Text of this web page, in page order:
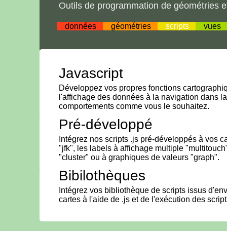
Outils de programmation de géométries
données géométries scripts vues
Javascript
Développez vos propres fonctions
l'affichage des données à la navigation dans
comportements comme vous le souhaitez.
Pré-développé
Intégrez nos scripts .js pré-développés à vos
"jfk", les labels à affichage multiple
"cluster" ou à graphiques de valeurs "graph".
Bibilothèques
Intégrez vos bibliothèque de scripts issus
cartes à l'aide de .js et de l'exécution des